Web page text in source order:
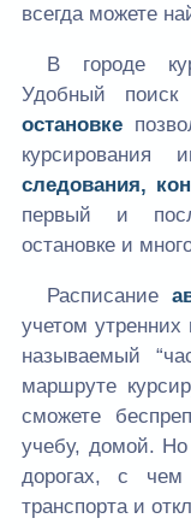
всегда можете
В городе
Удобный
остановке
курсирования
следования,
первый и
остановке и
Расписание
учетом
называемый
маршруте
сможете
учебу, домой.
дорогах, с чем
транспорта и